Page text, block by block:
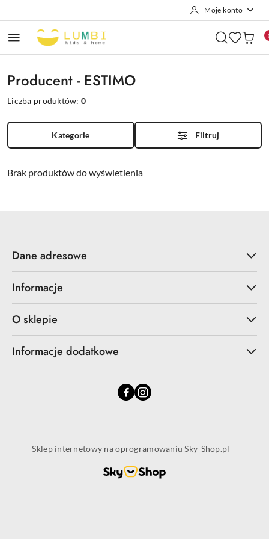
Moje konto
Producent - ESTIMO
Liczba produktów:0
Kategorie Filtruj
Brak produktów do wyświetlenia
Dane adresowe
Informacje
O sklepie
Informacje dodatkowe
Sklep internetowy na oprogramowaniu Sky-Shop.pl